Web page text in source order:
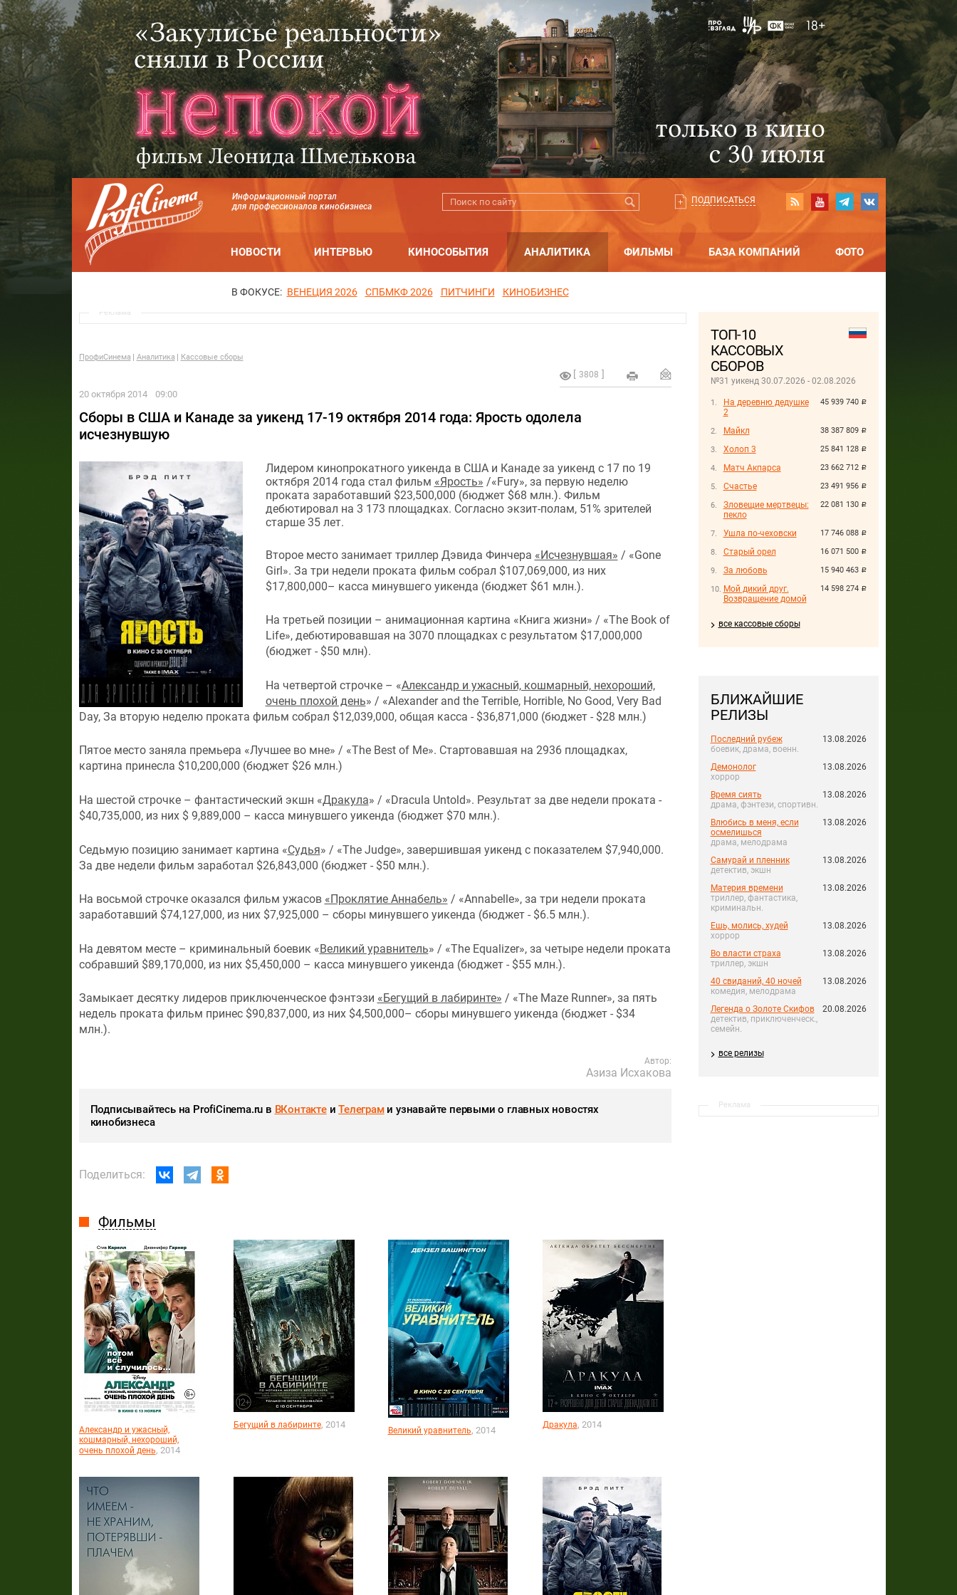
Информационный портал
для профессионалов кинобизнеса
ПОДПИСАТЬСЯ
НОВОСТИ ИНТЕРВЬЮ КИНОСОБЫТИЯ АНАЛИТИКА ФИЛЬМЫ БАЗА КОМПАНИЙ ФОТО
В ФОКУСЕ: ВЕНЕЦИЯ 2026 СПБМКФ 2026 ПИТЧИНГИ КИНОБИЗНЕС
ТОП-10
КАССОВЫХ
СБОРОВ
№31 уикенд 30.07.2026 - 02.08.2026
45 939 740 руб.
На деревню дедушке
2
38 387 809 руб.
Майкл
25 841 128 руб.
Холоп 3
23 662 712 руб.
Матч Акпарса
23 491 956 руб.
Счастье
22 081 130 руб.
Зловещие мертвецы:
пекло
17 746 088 руб.
Ушла по-чеховски
16 071 500 руб.
Старый орел
15 940 463 руб.
За любовь
14 598 274 руб.
Мой дикий друг.
Возвращение домой
все кассовые сборы
БЛИЖАЙШИЕ
РЕЛИЗЫ
Последний рубеж
боевик, драма, военн.
13.08.2026
Демонолог
хоррор
13.08.2026
Время сиять
драма, фэнтези, спортивн.
13.08.2026
Влюбись в меня, если
осмелишься
драма, мелодрама
13.08.2026
Самурай и пленник
детектив, экшн
13.08.2026
Материя времени
триллер, фантастика,
криминальн.
13.08.2026
Ешь, молись, худей
хоррор
13.08.2026
Во власти страха
триллер, экшн
13.08.2026
40 свиданий, 40 ночей
комедия, мелодрама
13.08.2026
Легенда о Золоте Скифов
детектив, приключенческ.,
семейн.
20.08.2026
все релизы
Реклама
Реклама
ПрофиСинема Аналитика Кассовые сборы
3808
20 октября 2014 09:00
Сборы в США и Канаде за уикенд 17-19 октября 2014 года: Ярость одолела
исчезнувшую
Лидером кинопрокатного уикенда в США и Канаде за уикенд с 17 по 19
октября 2014 года стал фильм «Ярость» /«Fury», за первую неделю
проката заработавший $23,500,000 (бюджет $68 млн.). Фильм
дебютировал на 3 173 площадках. Согласно экзит-полам, 51% зрителей
старше 35 лет.
Второе место занимает триллер Дэвида Финчера «Исчезнувшая» / «Gone
Girl». За три недели проката фильм собрал $107,069,000, из них
$17,800,000– касса минувшего уикенда (бюджет $61 млн.).
На третьей позиции – анимационная картина «Книга жизни» / «The Book of
Life», дебютировавшая на 3070 площадках с результатом $17,000,000
(бюджет - $50 млн).
На четвертой строчке – «Александр и ужасный, кошмарный, нехороший,
очень плохой день» / «Alexander and the Terrible, Horrible, No Good, Very Bad
Day, За вторую неделю проката фильм собрал $12,039,000, общая касса - $36,871,000 (бюджет - $28 млн.)
Пятое место заняла премьера «Лучшее во мне» / «The Best of Me». Стартовавшая на 2936 площадках,
картина принесла $10,200,000 (бюджет $26 млн.)
На шестой строчке – фантастический экшн «Дракула» / «Dracula Untold». Результат за две недели проката -
$40,735,000, из них $ 9,889,000 – касса минувшего уикенда (бюджет $70 млн.).
Седьмую позицию занимает картина «Судья» / «The Judge», завершившая уикенд с показателем $7,940,000.
За две недели фильм заработал $26,843,000 (бюджет - $50 млн.).
На восьмой строчке оказался фильм ужасов «Проклятие Аннабель» / «Annabelle», за три недели проката
заработавший $74,127,000, из них $7,925,000 – сборы минувшего уикенда (бюджет - $6.5 млн.).
На девятом месте – криминальный боевик «Великий уравнитель» / «The Equalizer», за четыре недели проката
собравший $89,170,000, из них $5,450,000 – касса минувшего уикенда (бюджет - $55 млн.).
Замыкает десятку лидеров приключенческое фэнтэзи «Бегущий в лабиринте» / «The Maze Runner», за пять
недель проката фильм принес $90,837,000, из них $4,500,000– сборы минувшего уикенда (бюджет - $34
млн.).
Автор:
Азиза Исхакова
Подписывайтесь на ProfiCinema.ru в ВКонтактеиТелеграми узнавайте первыми о главных новостях
кинобизнеса
Поделиться:
Фильмы
Александр и ужасный,
кошмарный, нехороший,
очень плохой день, 2014
Бегущий в лабиринте, 2014
Великий уравнитель, 2014 Дракула, 2014